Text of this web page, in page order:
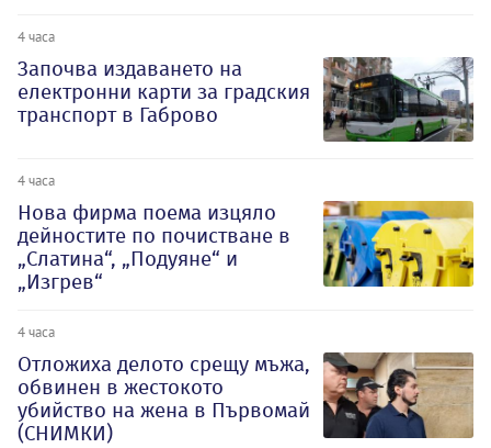
4 часа
Започва издаването на
електронни карти за градския
транспорт в Габрово
4 часа
Нова фирма поема изцяло
дейностите по почистване в
„Слатина“, „Подуяне“ и
„Изгрев“
4 часа
Отложиха делото срещу мъжа,
обвинен в жестокото
убийство на жена в Първомай
(СНИМКИ)